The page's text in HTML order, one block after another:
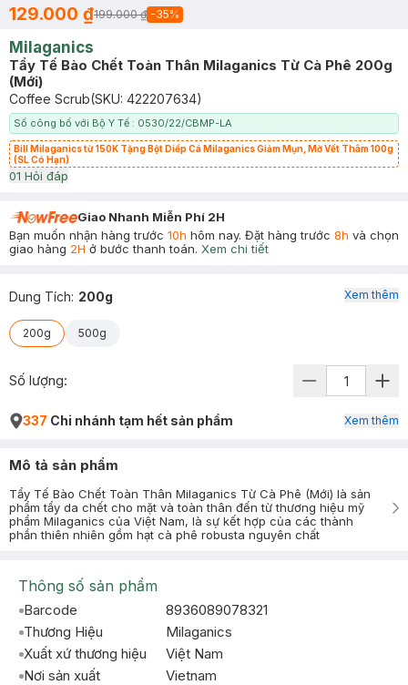
129.000 ₫199.000 ₫ -35%
Milaganics
Tẩy Tế Bào Chết Toàn Thân Milaganics Từ Cà Phê 200g
(Mới)
Coffee Scrub(SKU: 422207634)
Số công bố với Bộ Y Tế : 0530/22/CBMP-LA
Bill Milaganics từ 150K Tặng Bột Diếp Cá Milaganics Giảm Mụn, Mờ Vết Thâm 100g
(SL Có Hạn)
01 Hỏi đáp
Giao Nhanh Miễn Phí 2H
Bạn muốn nhận hàng trước 10h hôm nay. Đặt hàng trước 8h và chọn
giao hàng 2H ở bước thanh toán. Xem chi tiết
Dung Tích: 200g
200g 500g
Xem thêm
Số lượng:
337 Chi nhánh tạm hết sản phẩm Xem thêm
Mô tả sản phẩm
Tẩy Tế Bào Chết Toàn Thân Milaganics Từ Cà Phê (Mới) là sản
phẩm tẩy da chết cho mặt và toàn thân đến từ thương hiệu mỹ
phẩm Milaganics của Việt Nam, là sự kết hợp của các thành
phần thiên nhiên gồm hạt cà phê robusta nguyên chất
Thông số sản phẩm
Barcode
8936089078321
Thương Hiệu
Milaganics
Xuất xứ thương hiệu
Việt Nam
Nơi sản xuất
Vietnam